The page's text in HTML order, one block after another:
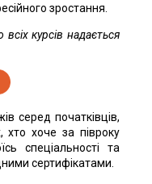
зростання.
всіх курсів надається
серед початківців,
хто хоче за півроку
спеціальності та
сертифікатами.